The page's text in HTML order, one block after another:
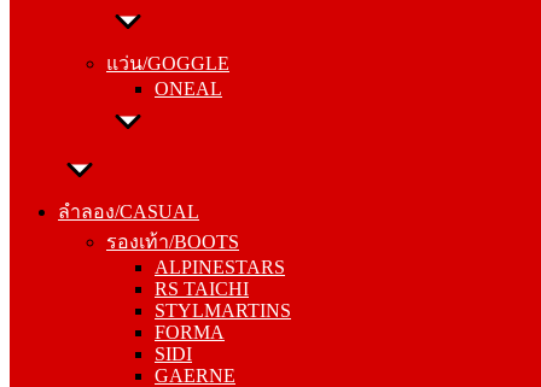
แว่น/GOGGLE
ONEAL
ลำลอง/CASUAL
รองเท้า/BOOTS
ALPINESTARS
RS TAICHI
STYLMARTINS
FORMA
SIDI
GAERNE
แว่น/GOGGLE
ลำลอง/CASUAL
ALPINESTARS
RS TAICHI
STYLMARTINS
FORMA
SIDI
GAERNE